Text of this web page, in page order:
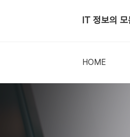
IT 정보의 모
HOME